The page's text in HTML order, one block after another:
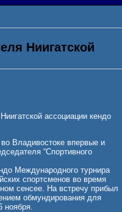
Ниигатской
ассоциации кендо
Владивостоке впервые и
“Спортивного
Международного турнира
спортсменов во время
сенсее. На встречу прибыл
обмундирования для
ноября.